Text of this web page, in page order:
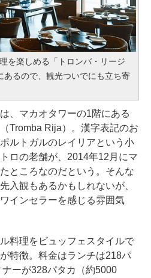
を楽しめる「トロンバ・リージ
あるので、観光ついでにも立ち寄
、マカオタワーの1階にある
Tromba Rija）。漢字表記のお
ルトガルのレイリアという小
ロの老舗が、2014年12月にマ
ところなのだという。そんな
入観もあるかもしれないが、
インセラーを感じる雰囲気
料理をビュッフェスタイルで
特徴。料金はランチは218パ
ーが328パタカ（約5000